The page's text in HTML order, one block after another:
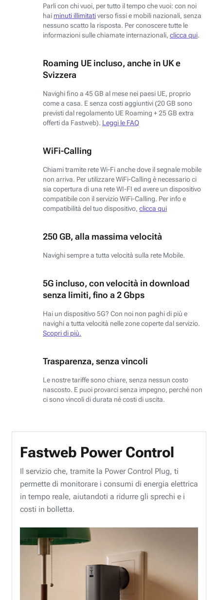
Parli con chi vuoi, per tutto il tempo che vuoi: con noi
hai minuti illimitativerso fissi e mobili nazionali, senza
nessuno scatto la risposta. Per conoscere tutte le
informazioni sulle chiamate internazionali, clicca qui.
Roaming UE incluso, anche in UK e
Svizzera
Navighi fino a 45 GB al mese nei paesi UE, proprio
come a casa. E senza costi aggiuntivi (20 GB sono
previsti dal regolamento UE Roaming + 25 GB extra
offerti da Fastweb). Leggi le FAQ
WiFi-Calling
Chiami tramite rete Wi-Fi anche dove il segnale mobile
non arriva. Per utilizzare WiFi-Calling è necessario ci
sia copertura di una rete WI-FI ed avere un dispositivo
compatibile con il servizio WiFi-Calling. Per info e
compatibilità del tuo dispositivo, clicca qui
250 GB, alla massima velocità
Navighi sempre a tutta velocità sulla rete Mobile.
5G incluso, con velocità in download
senza limiti, fino a 2 Gbps
Hai un dispositivo 5G? Con noi non paghi di più e
navighi a tutta velocità nelle zone coperte dal servizio.
Scopri di più.
Trasparenza, senza vincoli
Le nostre tariffe sono chiare, senza nessun costo
nascosto. E puoi provarci senza impegno, perché non
ci sono vincoli di durata né costi di uscita.
Fastweb Power Control
Il servizio che, tramite la Power Control Plug, ti
permette di monitorare i consumi di energia elettrica
in tempo reale, aiutandoti a ridurre gli sprechi e i
costi in bolletta.